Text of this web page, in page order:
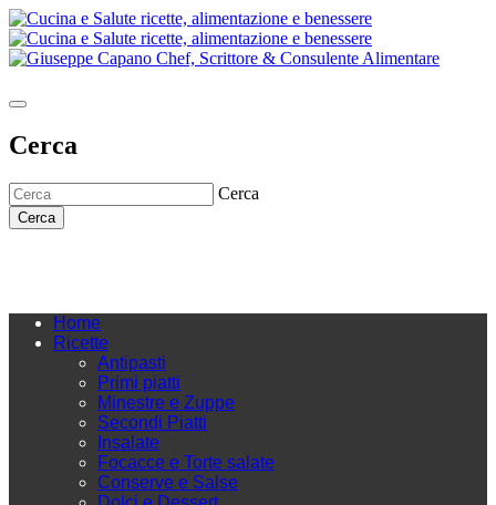
Cerca
Cerca
Cerca
Home
Ricette
Antipasti
Primi piatti
Minestre e Zuppe
Secondi Piatti
Insalate
Focacce e Torte salate
Conserve e Salse